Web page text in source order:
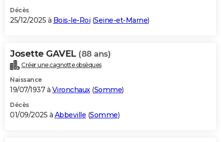
Décès
25/12/2025 à Bois-le-Roi (Seine-et-Marne)
Josette GAVEL (88 ans)
Créer une cagnotte obsèques
Naissance
19/07/1937 à Vironchaux(Somme)
Décès
01/09/2025 à Abbeville (Somme)